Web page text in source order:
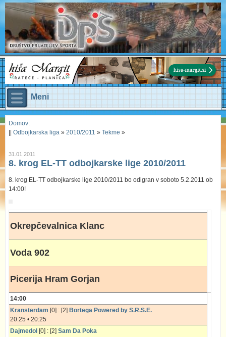
Meni
Domov:
Odbojkarska liga » 2010/2011 » Tekme »
31.01.2011
8. krog EL-TT odbojkarske lige 2010/2011
8. krog EL-TT odbojkarske lige 2010/2011 bo odigran v soboto 5.2.2011 ob
14:00!
Okrepčevalnica Klanc
Voda 902
Picerija Hram Gorjan
14:00
Kransterdam [0] : [2] Bortega Powered by S.R.S.E.
20:25 • 20:25
Dajmedol [0] : [2] Sam Da Poka